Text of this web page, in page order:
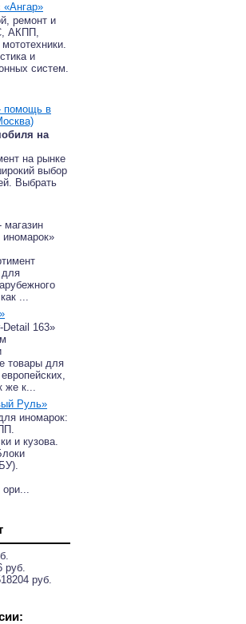
«Ангар»
ремонт и
АКПП,
и
систем.
помощь в
на
на рынке
выбор
Выбрать
для
...
Detail 163»
товары для
же к...
Руль»
иномарок:
и кузова.
ори...
руб.
руб.